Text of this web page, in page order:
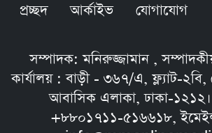
প্রচ্ছদ আর্কাইভ যোগাযোগ
সম্পাদক: মনিরুজ্জামান ,
কার্যালয় : বাড়ী - ৩৬৭/এ, ফ্ল্যাট-
আবাসিক এলাকা, ঢাকা-
+৮৮০১৭১১-৫১৬৬১৮,